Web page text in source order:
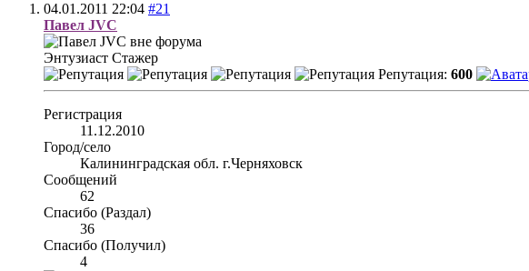
04.01.2011 22:04 #21
Павел JVC
Энтузиаст Стажер
Репутация: 600
Регистрация
11.12.2010
Город/село
Калининградская обл. г.Черняховск
Сообщений
62
Спасибо (Раздал)
36
Спасибо (Получил)
4